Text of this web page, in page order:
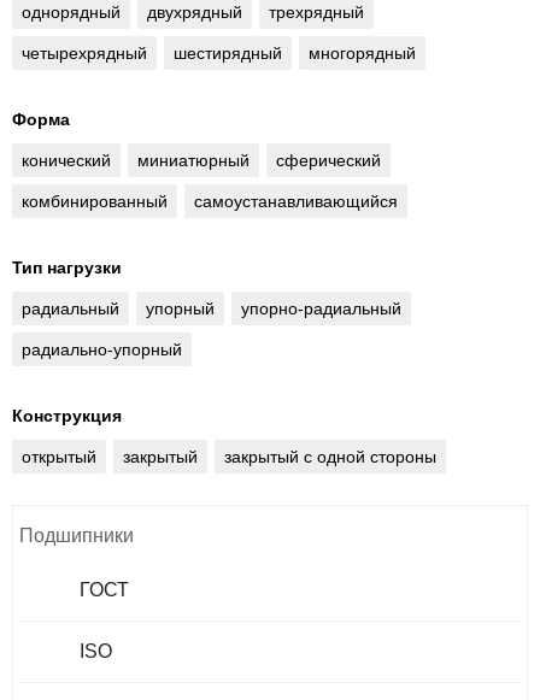
однорядный двухрядный трехрядный
четырехрядный шестирядный многорядный
Форма
конический миниатюрный сферический
комбинированный самоустанавливающийся
Тип нагрузки
радиальный упорный упорно-радиальный
радиально-упорный
Конструкция
открытый закрытый закрытый с одной стороны
Подшипники
ГОСТ
ISO